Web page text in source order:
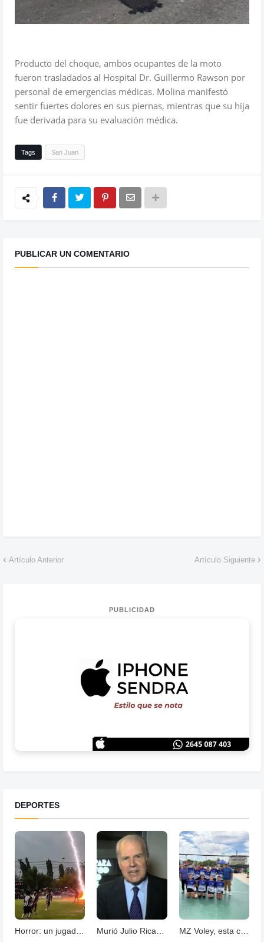
Producto del choque, ambos ocupantes de la moto
fueron trasladados al Hospital Dr. Guillermo Rawson por
personal de emergencias médicas. Molina manifestó
sentir fuertes dolores en sus piernas, mientras que su hija
fue derivada para su evaluación médica.
Tags San Juan
PUBLICAR UN COMENTARIO
Artículo Anterior Artículo Siguiente
PUBLICIDAD
DEPORTES
MZ Voley, esta cerrando un año con grandes logros